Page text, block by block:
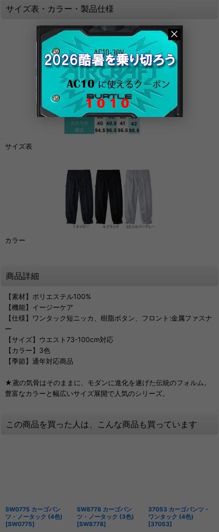
サイズ表・カラー・製品仕様
サイズ表
カラー
商品詳細
【素材】ポリエステル100%
【機能】イージーケア
【仕様】ワンタック短ニッカ、樹脂ボタン、フロント:金属ファスナ
ー
【サイズ】ウエスト73-100cm対応
【カラー】3色
【季節】通年対応商品
★鳶の気骨はそのままに、モダンに進化を遂げた伝統のフォルム。
豊富なカラーと幅広いサイズ展開で人気のシリーズ。
この商品を買った人は、こんな商品も買っています
SW0775 カーゴパン
ツ・ノータック (4色)
[SW0775]
SW8778 カーゴパン
ツ・ノータック (3色)
[SW8778]
37053 カーゴパンツ・
ワンタック (4色)
[37053]